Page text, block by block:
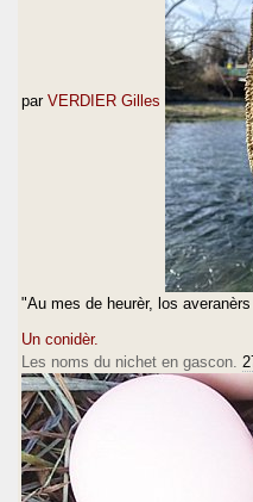
par VERDIER Gilles
"Au mes de heurèr, los
Un conidèr.
Les noms du nichet en gascon.